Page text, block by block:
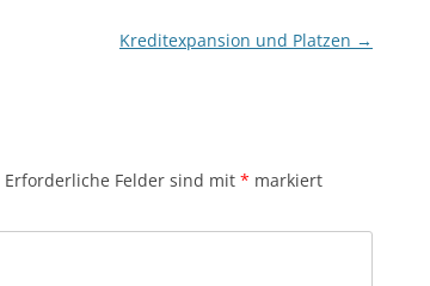
Kreditexpansion und Platzen →
Erforderliche Felder sind mit * markiert